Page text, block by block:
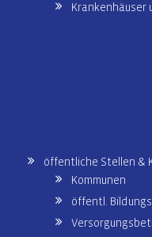
Krankenhäuser
öffentliche Stellen &
Kommunen
öffentl.